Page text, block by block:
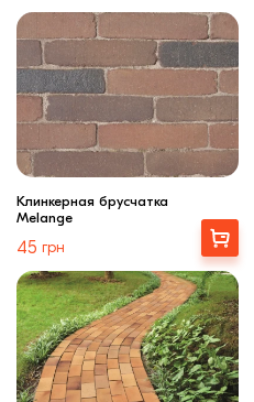
Клинкерная брусчатка
Melange
45 грн
Купити